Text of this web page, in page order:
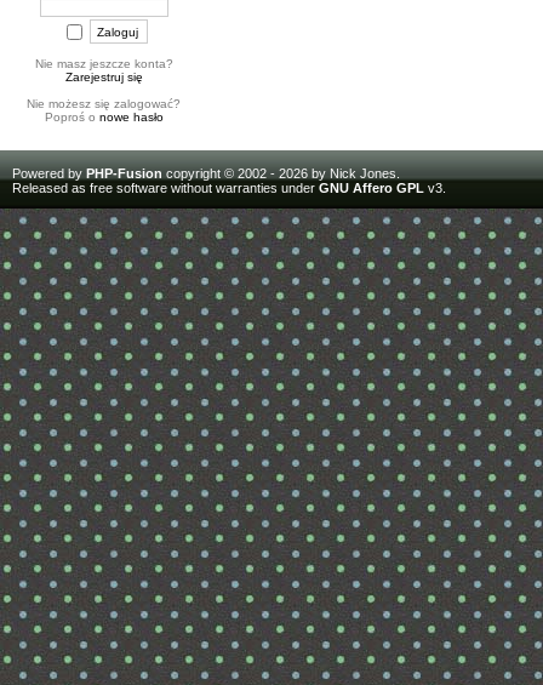
Nie masz jeszcze konta?
Zarejestruj się
Nie możesz się zalogować?
Poproś o nowe hasło
Powered by PHP-Fusion copyright © 2002 - 2026 by Nick Jones.
Released as free software without warranties under GNU Affero GPL v3.